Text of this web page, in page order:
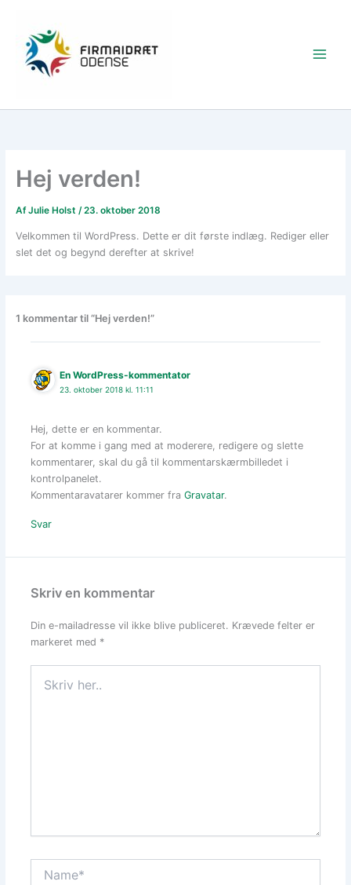
indholdet
Hej verden!
AfJulie Holst /23. oktober 2018
Velkommen til WordPress. Dette er dit første indlæg. Rediger eller
slet det og begynd derefter at skrive!
1 kommentar til “Hej verden!”
En WordPress-kommentator
23. oktober 2018 kl. 11:11
Hej, dette er en kommentar.
For at komme i gang med at moderere, redigere og slette
kommentarer, skal du gå til kommentarskærmbilledet i
kontrolpanelet.
Kommentaravatarer kommer fra Gravatar.
Svar
Skriv en kommentar
Din e-mailadresse vil ikke blive publiceret. Krævede felter er
markeret med *
her..